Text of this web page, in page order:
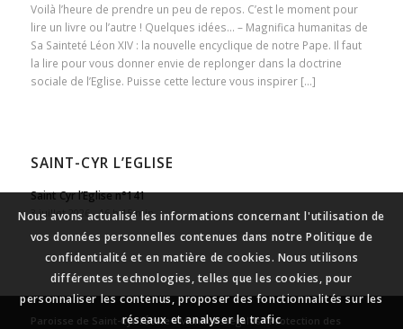
Voilà l’heure de prendre un peu de repos. C’est le moment pour
lire un livre ou l’autre ! Quelques idées… – Magnifica humanitas de
Sa Sainteté Léon XIV : la nouvelle encyclique de notre Pape. Il faut
la lire pour vous donner envie de replonger dans la doctrine
sociale de l’Eglise. Puisse cette lecture vous inspirer […]
SAINT-CYR L’EGLISE
Saint Cyr l’Eglise n°141
3 juillet 2026 - 16 h 15 min
Paroisse de Saint-Cyr l’École-Mentions légales-Protection des
Nous avons actualisé les informations concernant l'utilisation de
vos données personnelles contenues dans notre Politique de
confidentialité et en matière de cookies. Nous utilisons
différentes technologies, telles que les cookies, pour
personnaliser les contenus, proposer des fonctionnalités sur les
réseaux et analyser le trafic